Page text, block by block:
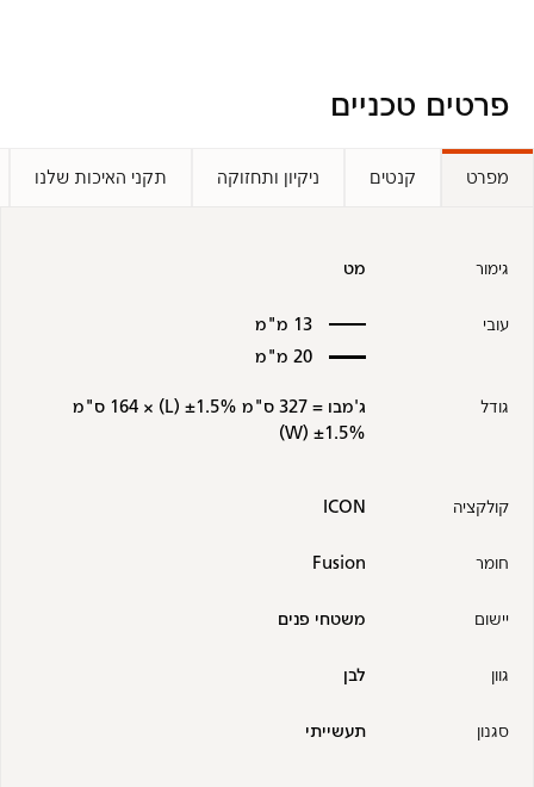
פרטים טכניים
מפרט קנטים ניקיון ותחזוקה תקני האיכות שלנו
גימור מט
עובי
13 מ"מ
20 מ"מ
גודל
ג'מבו = 327 ס"מ ±1.5% (L) × 164 ס"מ
±1.5% (W)
קולקציה ICON
חומר Fusion
יישום משטחי פנים
גוון לבן
סגנון תעשייתי